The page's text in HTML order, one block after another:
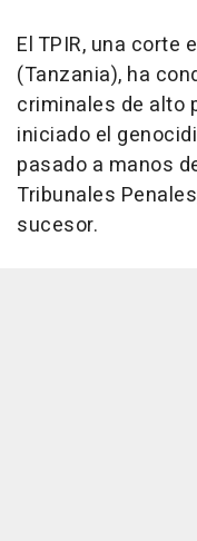
El TPIR, una corte
(Tanzania), ha
criminales de alto
iniciado el
pasado a manos
Tribunales
sucesor.